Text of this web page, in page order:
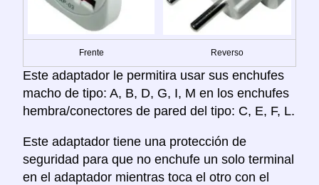
Frente Reverso
Este adaptador le permitira usar sus enchufes
macho de tipo: A, B, D, G, I, M en los enchufes
hembra/conectores de pared del tipo: C, E, F, L.
Este adaptador tiene una protección de
seguridad para que no enchufe un solo terminal
en el adaptador mientras toca el otro con el